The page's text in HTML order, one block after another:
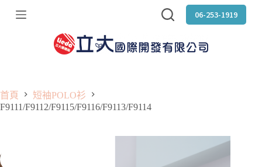
跳
06-253-1919
首頁
短袖POLO衫
F9111/F9112/F9115/F9116/F9113/F9114